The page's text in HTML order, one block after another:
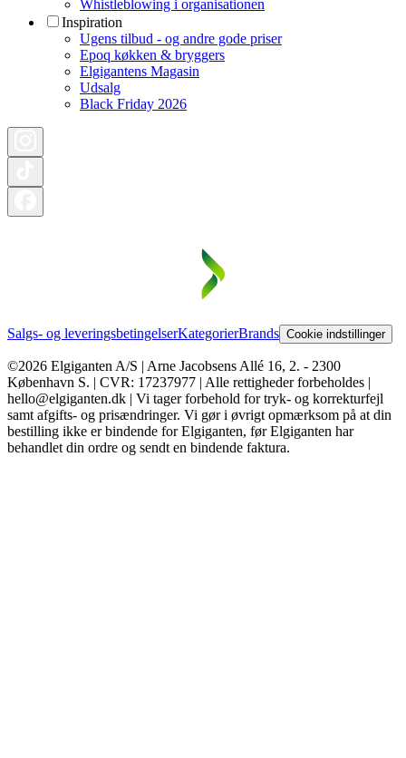
Whistleblowing i organisationen
Inspiration
Ugens tilbud - og andre gode priser
Epoq køkken & bryggers
Elgigantens Magasin
Udsalg
Black Friday 2026
Salgs- og leveringsbetingelserKategorierBrands Cookie indstillinger
©2026 Elgiganten A/S | Arne Jacobsens Allé 16, 2. - 2300
København S. | CVR: 17237977 | Alle rettigheder forbeholdes |
hello@elgiganten.dk | Vi tager forbehold for tryk- og korrekturfejl
samt afgifts- og prisændringer. Vi gør i øvrigt opmærksom på at din
bestilling ikke er bindende for Elgiganten, før Elgiganten har
behandlet din ordre og sendt en bindende faktura.